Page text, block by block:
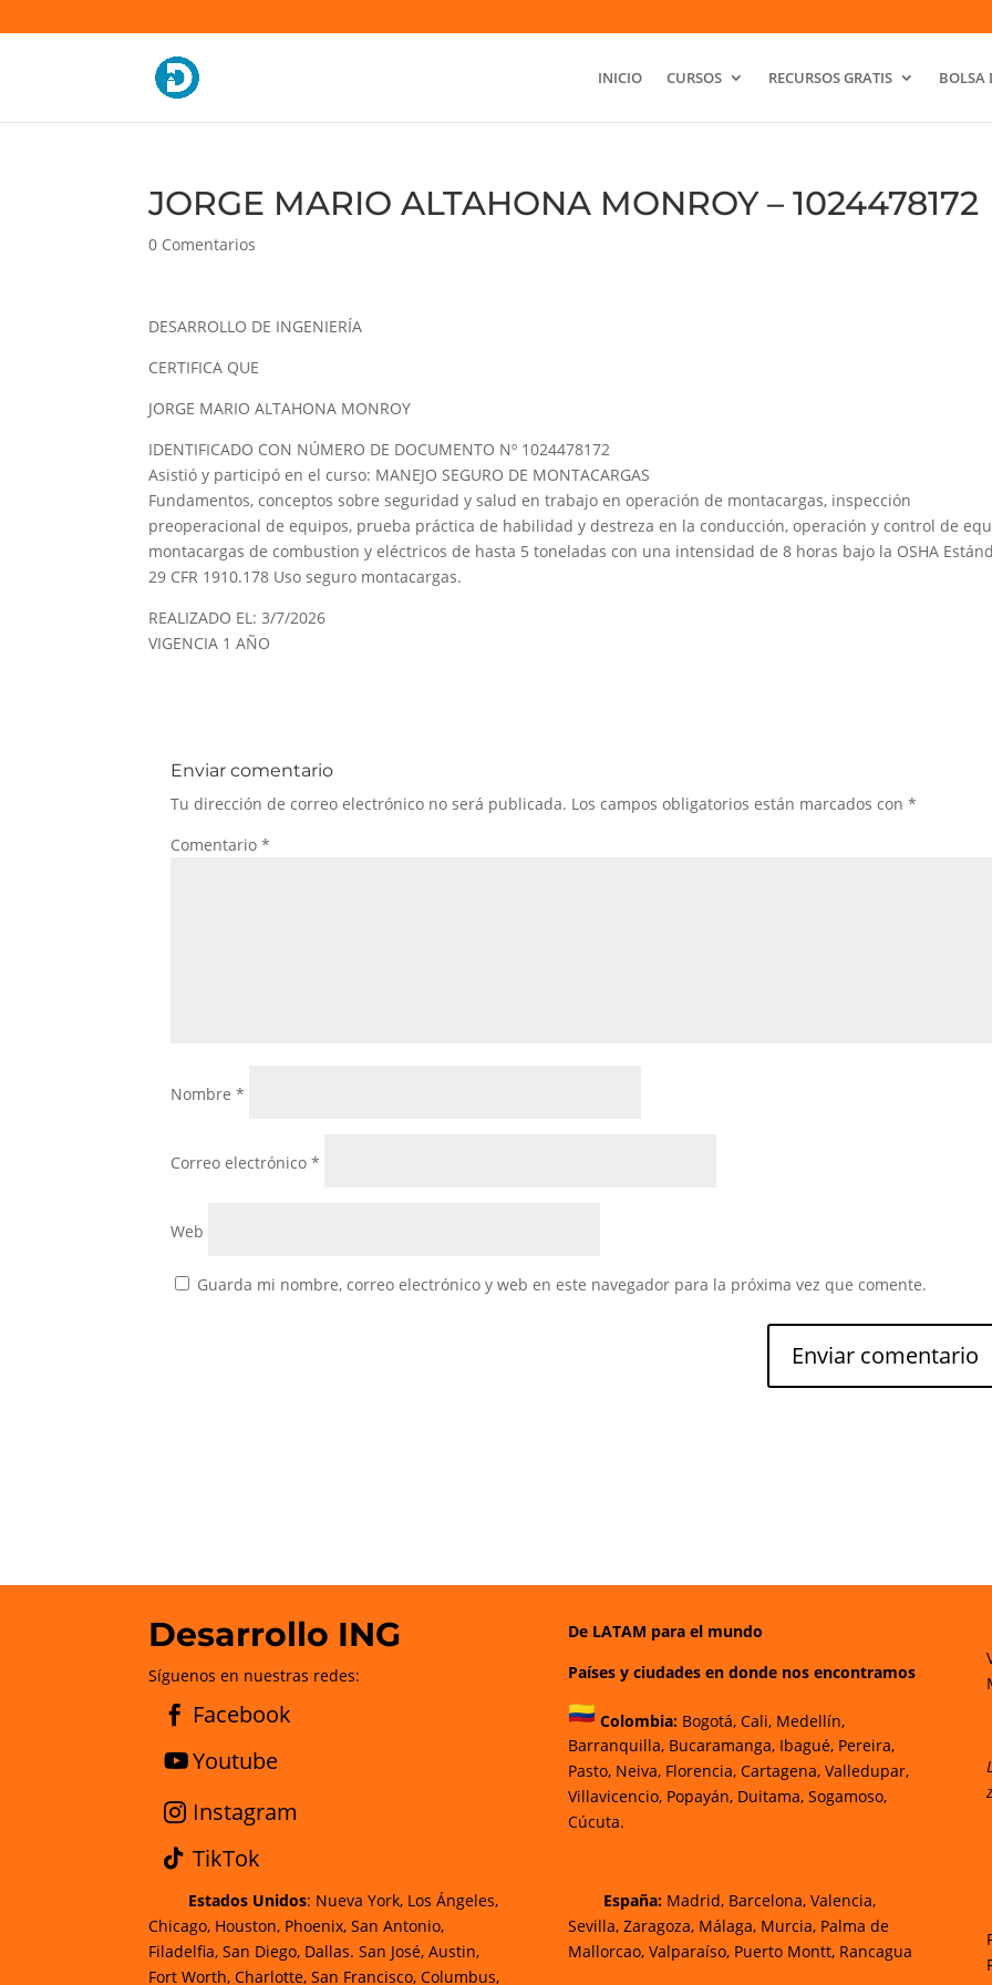
INICIO CURSOS RECURSOS GRATIS BOLSA
JORGE MARIO ALTAHONA MONROY – 1024478172
0 Comentarios
DESARROLLO DE INGENIERÍA
CERTIFICA QUE
JORGE MARIO ALTAHONA MONROY
IDENTIFICADO CON NÚMERO DE DOCUMENTO Nº 1024478172
Asistió y participó en el curso: MANEJO SEGURO DE MONTACARGAS
Fundamentos, conceptos sobre seguridad y salud en trabajo en operación de montacargas, inspección
preoperacional de equipos, prueba práctica de habilidad y destreza en la conducción, operación y control de
montacargas de combustion y eléctricos de hasta 5 toneladas con una intensidad de 8 horas bajo la OSHA
29 CFR 1910.178 Uso seguro montacargas.
REALIZADO EL: 3/7/2026
VIGENCIA 1 AÑO
Enviar comentario
Tu dirección de correo electrónico no será publicada. Los campos obligatorios están marcados con*
Comentario*
Nombre*
Correo electrónico*
Web
Guarda mi nombre, correo electrónico y web en este navegador para la próxima vez que comente.
Desarrollo ING
Síguenos en nuestras redes:
Facebook
Youtube
Instagram
TikTok
De LATAM para el mundo
Países y ciudades en donde nos encontramos
Colombia: Bogotá,Cali, Medellín,
Barranquilla,Bucaramanga,Ibagué,Pereira,
Pasto, Neiva, Florencia, Cartagena, Valledupar,
Villavicencio,Popayán, Duitama, Sogamoso,
Cúcuta.
Estados Unidos: Nueva York, Los Ángeles,
Chicago, Houston, Phoenix, San Antonio,
Filadelfia, San Diego, Dallas. San José, Austin,
Fort Worth, Charlotte, San Francisco, Columbus,
España: Madrid, Barcelona, Valencia,
Sevilla, Zaragoza, Málaga, Murcia, Palma de
Mallorcao, Valparaíso, Puerto Montt, Rancagua